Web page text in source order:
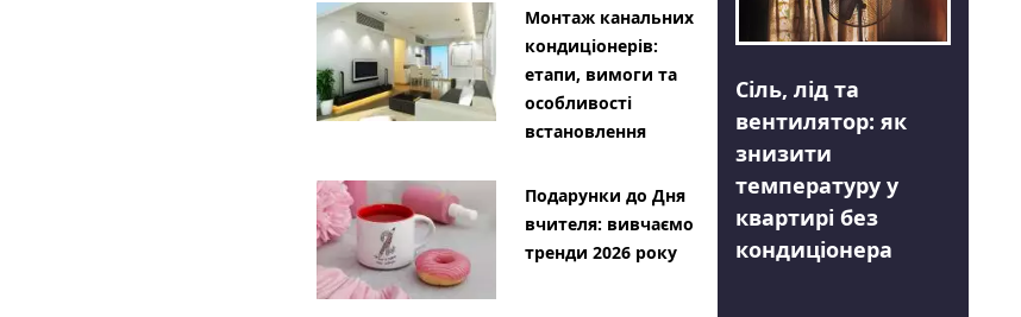
Монтаж канальних
кондиціонерів:
етапи, вимоги та
особливості
встановлення
Подарунки до Дня
вчителя: вивчаємо
тренди 2026 року
Сіль, лід та
вентилятор: як
знизити
температуру у
квартирі без
кондиціонера